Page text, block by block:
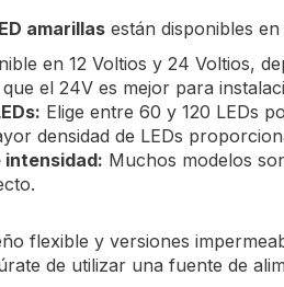
amarillasestán disponibles en
en 12 Voltios y 24 Voltios,
el 24V es mejor para
Elige entre 60 y 120 LEDs
densidad de LEDs
intensidad: Muchos modelos
flexible y versiones
de utilizar una fuente de